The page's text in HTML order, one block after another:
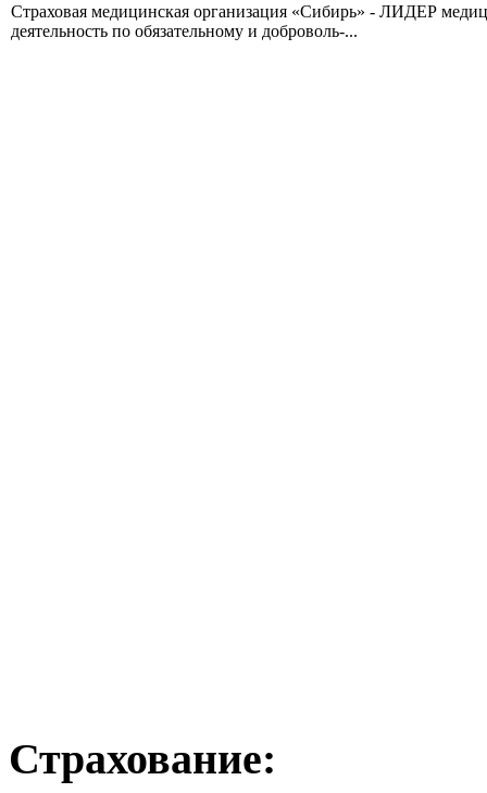
Страховая медицинская организация «Сибирь» - ЛИДЕР
деятельность по обязательному и доброволь-...
Страхование: